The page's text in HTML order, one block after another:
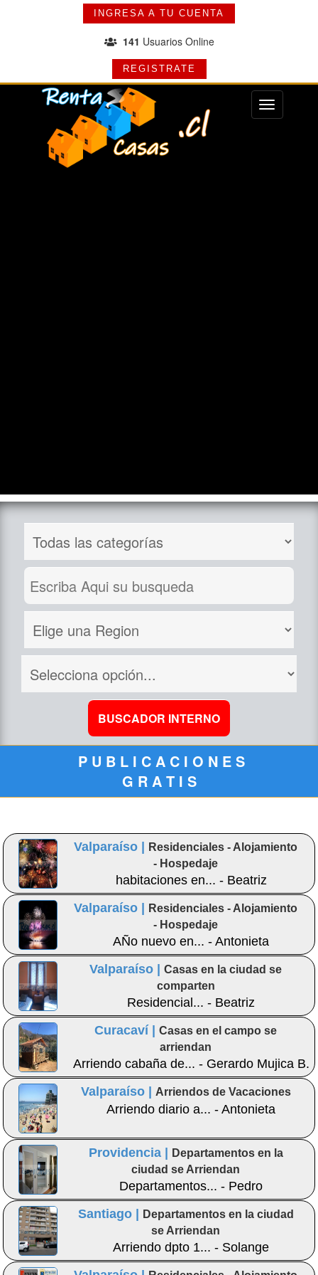
INGRESA A TU CUENTA
141 Usuarios Online
REGISTRATE
Menu
P U B L I C A C I O N E S
G R A T I S
Valparaíso |
Residenciales - Alojamiento
- Hospedaje
habitaciones en... - Beatriz
Valparaíso |
Residenciales - Alojamiento
- Hospedaje
AÑo nuevo en... - Antonieta
Valparaíso |Casas en la ciudad se
comparten
Residencial... - Beatriz
Curacaví |Casas en el campo se
arriendan
Arriendo cabaña de... - Gerardo Mujica B.
Valparaíso |
Arriendos de Vacaciones
Arriendo diario a... - Antonieta
Providencia |
Departamentos en la
ciudad se Arriendan
Departamentos... - Pedro
Santiago |
Departamentos en la ciudad
se Arriendan
Arriendo dpto 1... - Solange